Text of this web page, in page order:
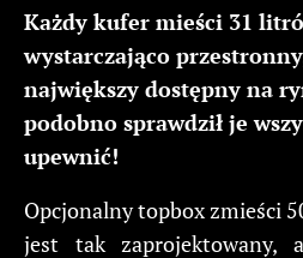
Każdy kufer mieści 31
wystarczająco
największy dostępny na
podobno sprawdził je
upewnić!
Opcjonalny topbox zmieści
jest tak zaprojektowany,